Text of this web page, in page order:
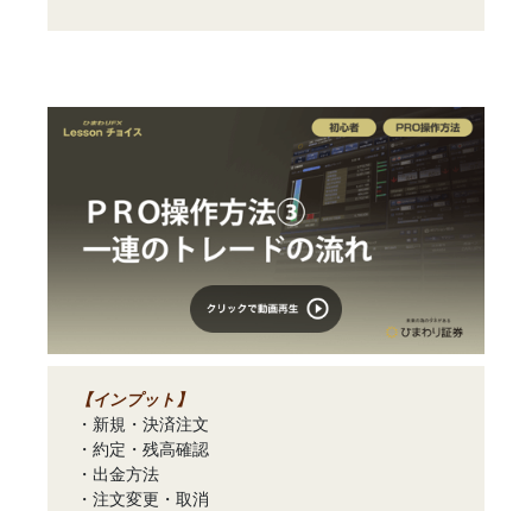
【インプット】
・新規・決済注文
・約定・残高確認
・出金方法
・注文変更・取消